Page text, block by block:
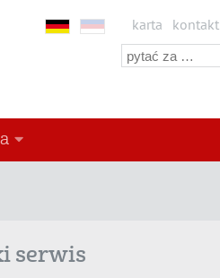
karta kontakt
serwis